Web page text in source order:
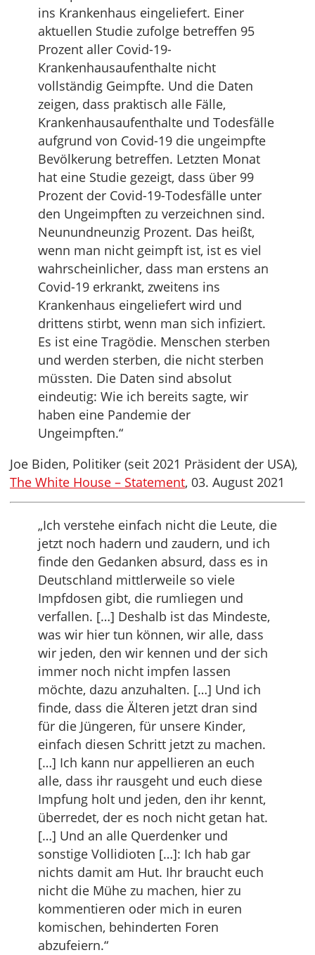
ins Krankenhaus eingeliefert. Einer
aktuellen Studie zufolge betreffen 95
Prozent aller Covid-19-
Krankenhausaufenthalte nicht
vollständig Geimpfte. Und die Daten
zeigen, dass praktisch alle Fälle,
Krankenhausaufenthalte und Todesfälle
aufgrund von Covid-19 die ungeimpfte
Bevölkerung betreffen. Letzten Monat
hat eine Studie gezeigt, dass über 99
Prozent der Covid-19-Todesfälle unter
den Ungeimpften zu verzeichnen sind.
Neunundneunzig Prozent. Das heißt,
wenn man nicht geimpft ist, ist es viel
wahrscheinlicher, dass man erstens an
Covid-19 erkrankt, zweitens ins
Krankenhaus eingeliefert wird und
drittens stirbt, wenn man sich infiziert.
Es ist eine Tragödie. Menschen sterben
und werden sterben, die nicht sterben
müssten. Die Daten sind absolut
eindeutig: Wie ich bereits sagte, wir
haben eine Pandemie der
Ungeimpften.“
Joe Biden, Politiker (seit 2021 Präsident der USA),
The White House – Statement, 03. August 2021
„Ich verstehe einfach nicht die Leute, die
jetzt noch hadern und zaudern, und ich
finde den Gedanken absurd, dass es in
Deutschland mittlerweile so viele
Impfdosen gibt, die rumliegen und
verfallen. […] Deshalb ist das Mindeste,
was wir hier tun können, wir alle, dass
wir jeden, den wir kennen und der sich
immer noch nicht impfen lassen
möchte, dazu anzuhalten. […] Und ich
finde, dass die Älteren jetzt dran sind
für die Jüngeren, für unsere Kinder,
einfach diesen Schritt jetzt zu machen.
[…] Ich kann nur appellieren an euch
alle, dass ihr rausgeht und euch diese
Impfung holt und jeden, den ihr kennt,
überredet, der es noch nicht getan hat.
[…] Und an alle Querdenker und
sonstige Vollidioten […]: Ich hab gar
nichts damit am Hut. Ihr braucht euch
nicht die Mühe zu machen, hier zu
kommentieren oder mich in euren
komischen, behinderten Foren
abzufeiern.“